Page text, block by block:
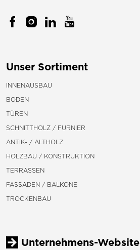
Unser Sortiment
INNENAUSBAU
BODEN
TÜREN
SCHNITTHOLZ / FURNIER
ANTIK- / ALTHOLZ
HOLZBAU / KONSTRUKTION
TERRASSEN
FASSADEN / BALKONE
TROCKENBAU
Unternehmens-Website